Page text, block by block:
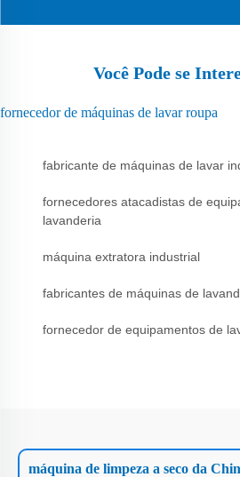
Você Pode se
fornecedor de máquinas de lavar roupa
fabricante de máquinas de lavar
fornecedores atacadistas de
lavanderia
máquina extratora industrial
fabricantes de máquinas de
fornecedor de equipamentos de
máquina de limpeza a seco da